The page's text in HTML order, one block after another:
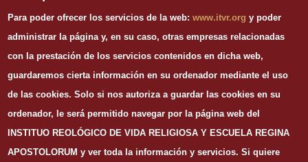
Instituto Teológico de Vida Religiosa
Escuela Regina Apostolorum
28008 Madrid
Tel. 91 540 12 73
Whatsapp: 626 278 077
email.secretaria@itvr.org
Lunes a Viernes: 10h-14h y 16:30h-20:30h
Para poder ofrecer los servicios de la web:www.itvr.org y poder
administrar la página y, en su caso, otras empresas relacionadas
con la prestación de los servicios contenidos en dicha web,
guardaremos cierta información en su ordenador mediante el uso
de las cookies. Solo si nos autoriza a guardar las cookies en su
ordenador, le será permitido navegar por la página web del
INSTITUO REOLÓGICO DE VIDA RELIGIOSA Y ESCUELA REGINA
APOSTOLORUM y ver toda la información y servicios. Si quiere